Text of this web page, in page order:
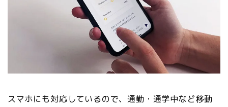
スマホにも対応しているので、通勤・通学中など移動